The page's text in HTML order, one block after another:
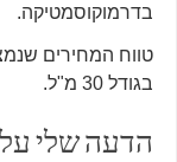
בדרמוקוסמטיקה.
בגודל 30 מ"ל.
הדעה שלי על GIGI PDRN Pure Serum